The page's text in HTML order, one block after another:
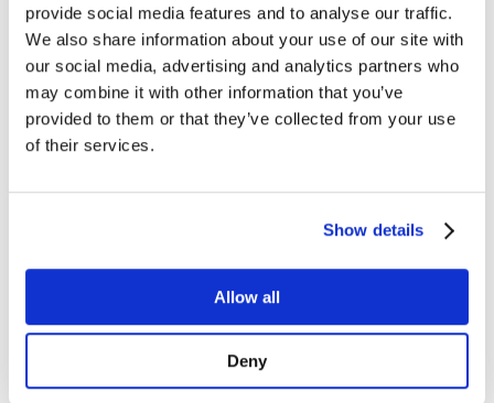
provide social media features and to analyse our traffic.
We also share information about your use of our site with
our social media, advertising and analytics partners who
may combine it with other information that you’ve
provided to them or that they’ve collected from your use
of their services.
Show details
Allow all
Deny
DIREKTØR
Mobil:20 90 34 55Mail:pb@cafa.dk